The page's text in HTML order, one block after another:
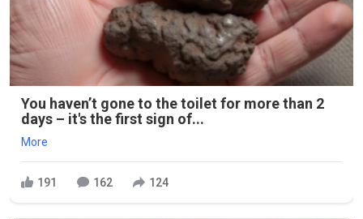
You haven’t gone to the toilet for more than 2
days – it's the first sign of...
More
191 162 124